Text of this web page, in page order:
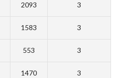
2093 3
1583 3
553 3
1470 3